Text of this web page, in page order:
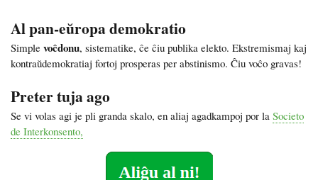
Al pan-eŭropa demokratio
Simple voĉdonu, sistematike, ĉe ĉiu publika elekto. Ekstremismaj kaj
kontraŭdemokratiaj fortoj prosperas per abstinismo. Ĉiu voĉo gravas!
Preter tuja ago
Se vi volas agi je pli granda skalo, en aliaj agadkampoj por la Societo
de Interkonsento,